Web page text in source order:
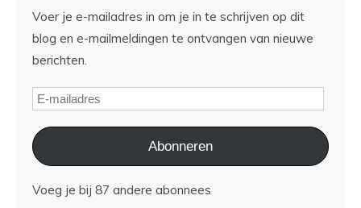
Voer je e-mailadres in om je in te schrijven op dit
blog en e-mailmeldingen te ontvangen van nieuwe
berichten.
Abonneren
Voeg je bij 87 andere abonnees